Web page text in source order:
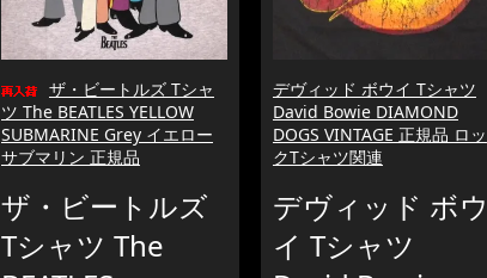
ザ・ビートルズ Tシャ
ツ The BEATLES YELLOW
SUBMARINE Grey イエロー
サブマリン 正規品
ザ・ビートルズ
Tシャツ The
デヴィッド ボウイ Tシャツ
David Bowie DIAMOND
DOGS VINTAGE 正規品 ロッ
クTシャツ関連
デヴィッド ボウ
イ Tシャツ